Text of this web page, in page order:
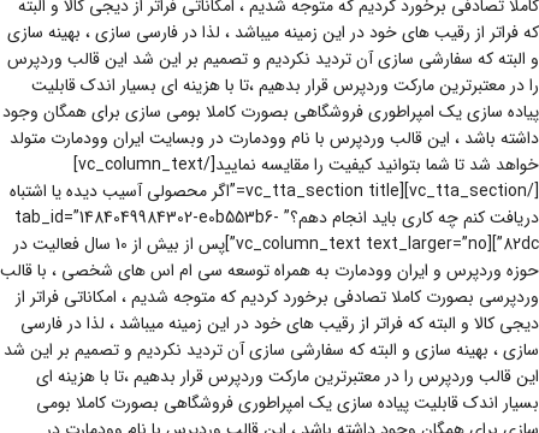
کاملا تصادفی برخورد کردیم که متوجه شدیم ، امکاناتی فراتر از دیجی کالا و البته
که فراتر از رقیب های خود در این زمینه میباشد ، لذا در فارسی سازی ، بهینه سازی
و البته که سفارشی سازی آن تردید نکردیم و تصمیم بر این شد این قالب وردپرس
را در معتبرترین مارکت وردپرس قرار بدهیم ،تا با هزینه ای بسیار اندک قابلیت
پیاده سازی یک امپراطوری فروشگاهی بصورت کاملا بومی سازی برای همگان وجود
داشته باشد ، این قالب وردپرس با نام وودمارت در وبسایت ایران وودمارت متولد
خواهد شد تا شما بتوانید کیفیت را مقایسه نمایید[/vc_column_text]
[/vc_tta_section][vc_tta_section title=”اگر محصولی آسیب دیده یا اشتباه
دریافت کنم چه کاری باید انجام دهم؟” tab_id=”1484049984302-e0b553b6-
82dc”][vc_column_text text_larger=”no”]پس از بیش از 10 سال فعالیت در
حوزه وردپرس و ایران وودمارت به همراه توسعه سی ام اس های شخصی ، با قالب
وردپرسی بصورت کاملا تصادفی برخورد کردیم که متوجه شدیم ، امکاناتی فراتر از
دیجی کالا و البته که فراتر از رقیب های خود در این زمینه میباشد ، لذا در فارسی
سازی ، بهینه سازی و البته که سفارشی سازی آن تردید نکردیم و تصمیم بر این شد
این قالب وردپرس را در معتبرترین مارکت وردپرس قرار بدهیم ،تا با هزینه ای
بسیار اندک قابلیت پیاده سازی یک امپراطوری فروشگاهی بصورت کاملا بومی